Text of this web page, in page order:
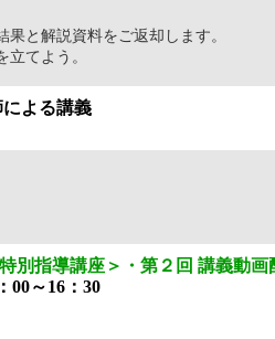
と解説資料をご返却します。
てよう。
よる講義
別指導講座＞・第２回 講義動
00～16：30